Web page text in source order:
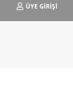
ÜYE GİRİŞİ